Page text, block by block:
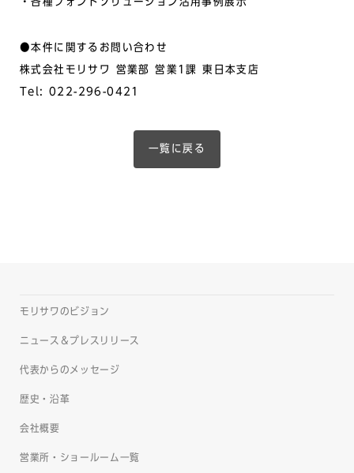
●本件に関するお問い合わせ
株式会社モリサワ 営業部 営業1課 東日本支店
Tel: 022-296-0421
一覧に戻る
モリサワのビジョン
ニュース＆プレスリリース
代表からのメッセージ
歴史・沿革
会社概要
営業所・ショールーム一覧